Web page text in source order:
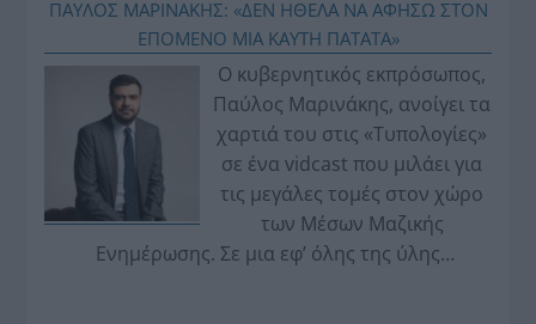
ΠΑΥΛΟΣ ΜΑΡΙΝΑΚΗΣ: «ΔΕΝ ΗΘΕΛΑ ΝΑ ΑΦΗΣΩ ΣΤΟΝ
ΕΠΟΜΕΝΟ ΜΙΑ ΚΑΥΤΗ ΠΑΤΑΤΑ»
Ο κυβερνητικός εκπρόσωπος,
Παύλος Μαρινάκης, ανοίγει τα
χαρτιά του στις «Τυπολογίες»
σε ένα vidcast που μιλάει για
τις μεγάλες τομές στον χώρο
των Μέσων Μαζικής
Ενημέρωσης. Σε μια εφ’ όλης της ύλης